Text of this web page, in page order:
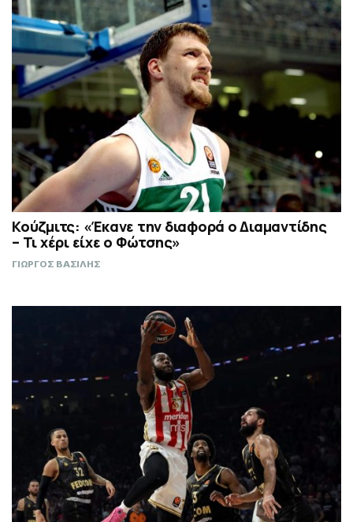
Κούζμιτς: «Έκανε την διαφορά ο Διαμαντίδης
– Τι χέρι είχε ο Φώτσης»
ΓΙΩΡΓΟΣ ΒΑΣΙΛΗΣ